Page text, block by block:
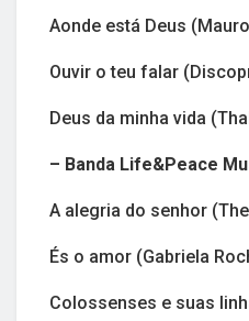
Aonde está Deus
Ouvir o teu falar
Deus da minha vida
– Banda Life&Peace
A alegria do senhor
És o amor (Gabriela
Colossenses e suas